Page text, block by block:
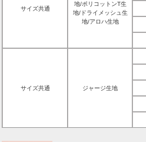
サイズ共通
地/ポリコットンT生
地/ドライメッシュ生
地/アロハ生地
サイズ共通 ジャージ生地